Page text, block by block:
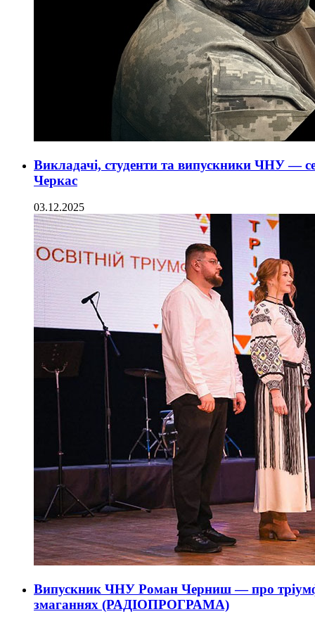
Викладачі, студенти та випускники ЧНУ —
Черкас
03.12.2025
Випускник ЧНУ Роман Черниш — про тріумф
змаганнях (РАДІОПРОГРАМА)